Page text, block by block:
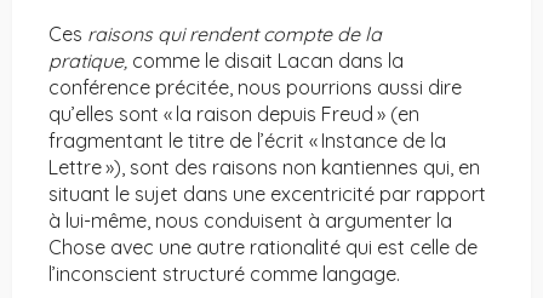
Ces raisons qui rendent compte de la
pratique, comme le disait Lacan dans la
conférence précitée, nous pourrions aussi dire
qu’elles sont « la raison depuis Freud » (en
fragmentant le titre de l’écrit « Instance de la
Lettre »), sont des raisons non kantiennes qui, en
situant le sujet dans une excentricité par rapport
à lui-même, nous conduisent à argumenter la
Chose avec une autre rationalité qui est celle de
l’inconscient structuré comme langage.